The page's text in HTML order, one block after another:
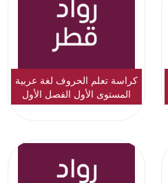
كراسة تعلم الحروف لغة عربية
المستوى الأول الفصل الأول